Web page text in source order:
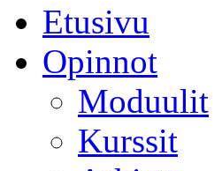
Etusivu
Opinnot
Moduulit
Kurssit